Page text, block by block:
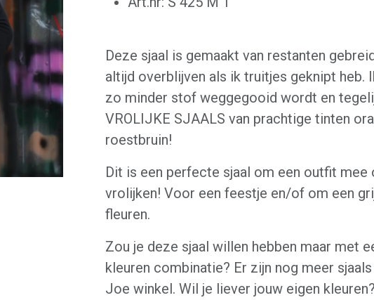
Deze sjaal is gemaakt van restanten
altijd overblijven als ik truitjes geknipt heb.
zo minder stof weggegooid wordt en
VROLIJKE SJAALS van prachtige tinten
roestbruin!
Dit is een perfecte sjaal om een outfit mee
vrolijken! Voor een feestje en/of om een
fleuren.
Zou je deze sjaal willen hebben maar met
kleuren combinatie? Er zijn nog meer
Joe winkel. Wil je liever jouw eigen